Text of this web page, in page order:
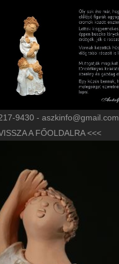
9430 - aszkinfo@gmail.com
A FŐOLDALRA <<<